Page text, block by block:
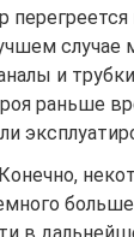
случае
и
раньше